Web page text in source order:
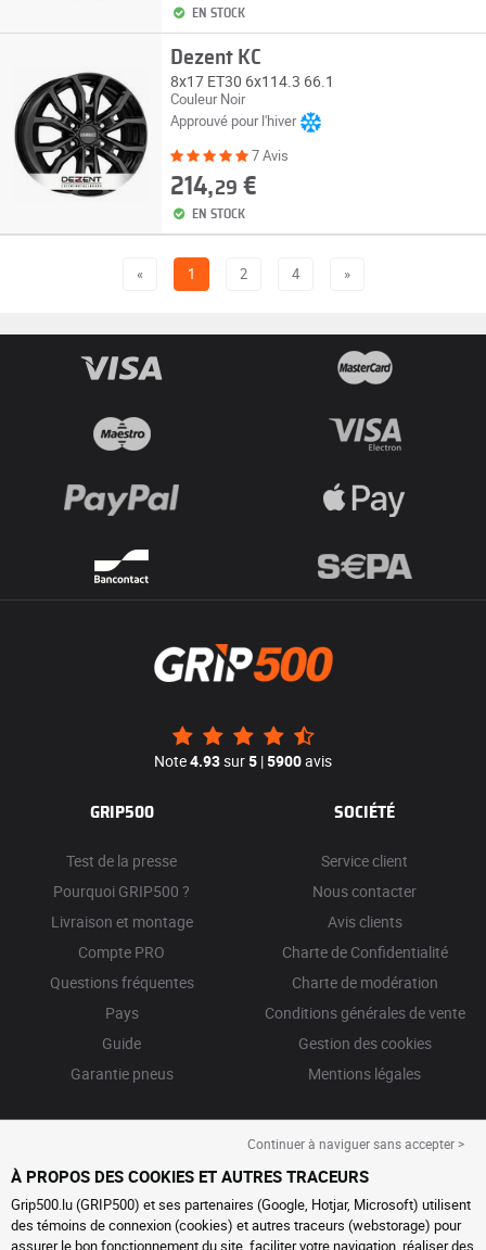
EN STOCK
Dezent KC
8x17 ET30 6x114.3 66.1
Couleur Noir
Approuvé pour l'hiver
7 Avis
214,29 €
EN STOCK
« 1 2 4 »
Note4.93sur5 |5900avis
GRIP500
Test de la presse
Pourquoi GRIP500 ?
Livraison et montage
Compte PRO
Questions fréquentes
Pays
Guide
Garantie pneus
SOCIÉTÉ
Service client
Nous contacter
Avis clients
Charte de Confidentialité
Charte de modération
Conditions générales de vente
Gestion des cookies
Mentions légales
Continuer à naviguer sans accepter >
À PROPOS DES COOKIES ET AUTRES TRACEURS
Grip500.lu (GRIP500) et ses partenaires (Google, Hotjar, Microsoft) utilisent
des témoins de connexion (cookies) et autres traceurs (webstorage) pour
assurer le bon fonctionnement du site, faciliter votre navigation, réaliser des